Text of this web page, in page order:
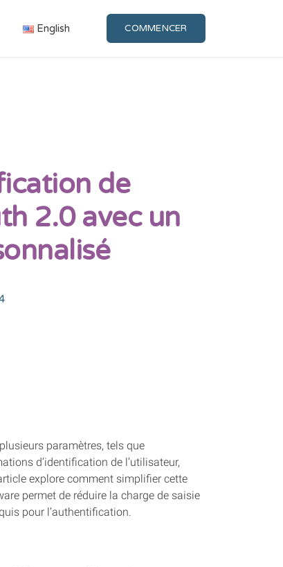
English COMMENCER
de
2.0 avec un
paramètres, tels que
d’identification de l’utilisateur,
explore comment simplifier cette
permet de réduire la charge de saisie
pour l’authentification.